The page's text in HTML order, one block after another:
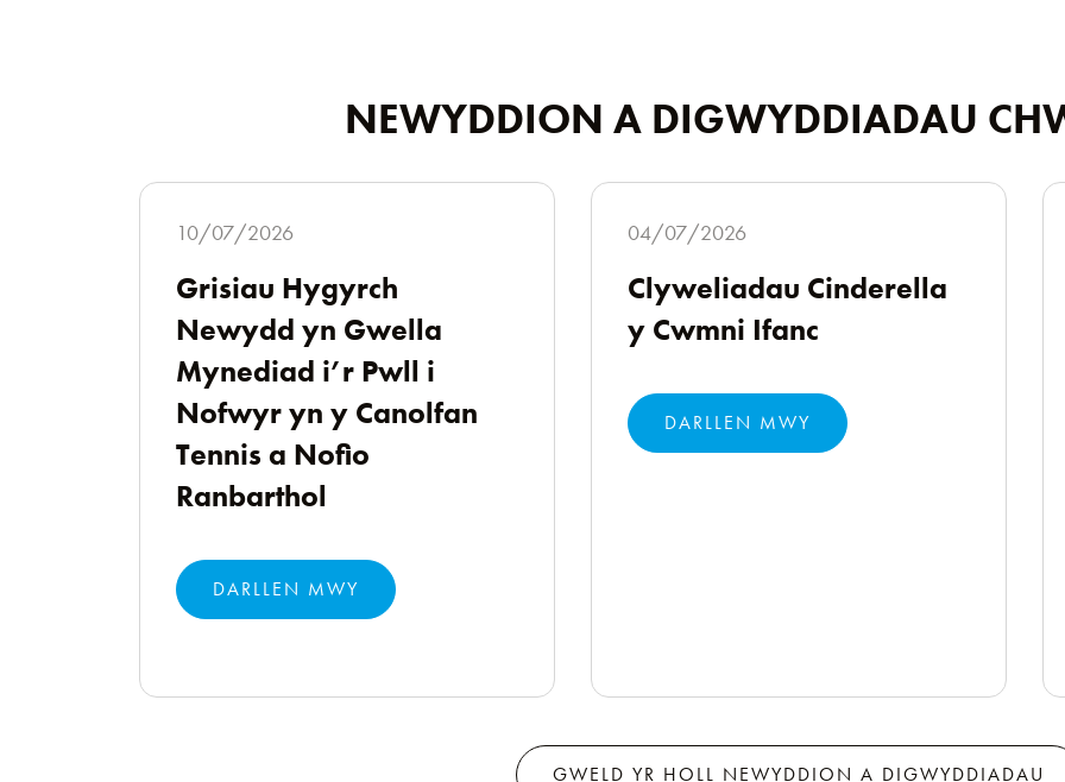
NEWYDDION A DIGWYDDIADAU
10/07/2026
Grisiau Hygyrch
Newydd yn Gwella
Mynediad i’r Pwll i
Nofwyr yn y Canolfan
Tennis a Nofio
Ranbarthol
DARLLEN MWY
04/07/2026
Clyweliadau Cinderella
y Cwmni Ifanc
DARLLEN MWY
GWELD YR HOLL NEWYDDION A DIGWYDDIADAU